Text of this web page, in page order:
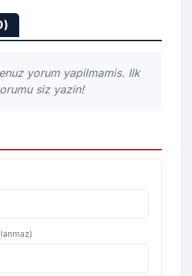
yorum yapilmamis. Ilk
siz yazin!